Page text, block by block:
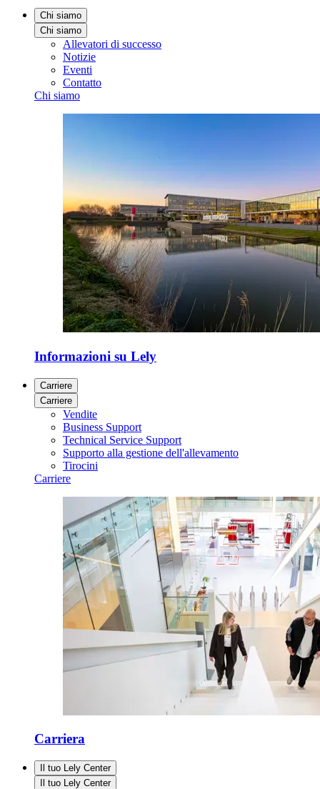
Chi siamo
Chi siamo
Allevatori di successo
Notizie
Eventi
Contatto
Chi siamo
Informazioni su Lely
Carriere
Carriere
Vendite
Business Support
Technical Service Support
Supporto alla gestione dell'allevamento
Tirocini
Carriere
Carriera
Il tuo Lely Center
Il tuo Lely Center